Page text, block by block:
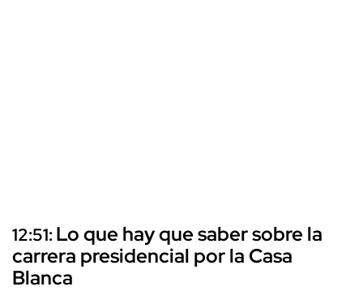
12:51: Lo que hay que saber sobre la
carrera presidencial por la Casa
Blanca